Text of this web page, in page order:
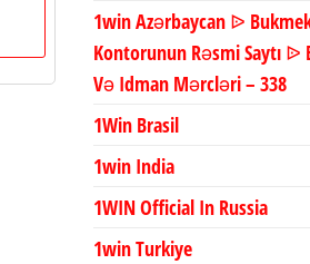
1win Azərbaycan ᐉ
Kontorunun Rəsmi Saytı ᐉ
Və Idman Mərcləri – 338
1Win Brasil
1win India
1WIN Official In Russia
1win Turkiye